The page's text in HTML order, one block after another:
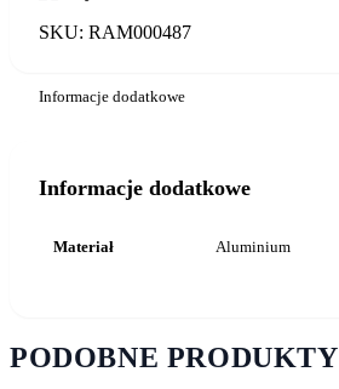
SKU: RAM000487
Informacje dodatkowe
Informacje dodatkowe
Materiał Aluminium
PODOBNE PRODUKTY